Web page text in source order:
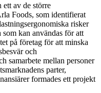
av de större
Foods, som identifierat
risker
kan användas för att
på företag för att minska
och
samarbete mellan personer
parter,
formades ett projekt